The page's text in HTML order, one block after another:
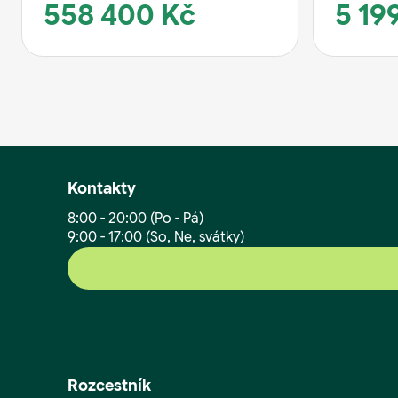
558 400 Kč 5
Kontakty
8:00 - 20:00 (Po - Pá)
9:00 - 17:00 (So, Ne, svátky)
Rozcestník